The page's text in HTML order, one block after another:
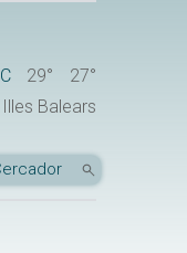
29°
27°
Illes Balears